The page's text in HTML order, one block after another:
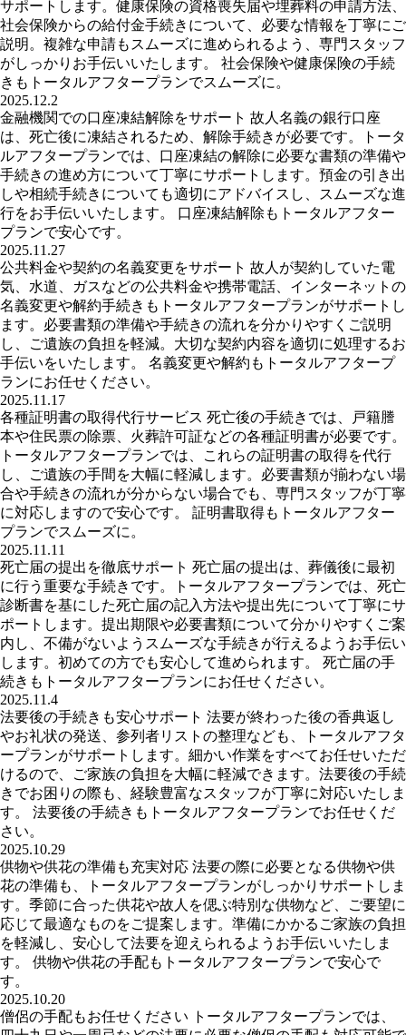
サポートします。健康保険の資格喪失届や埋葬料の申請方法、
社会保険からの給付金手続きについて、必要な情報を丁寧にご
説明。複雑な申請もスムーズに進められるよう、専門スタッフ
がしっかりお手伝いいたします。 社会保険や健康保険の手続
きもトータルアフタープランでスムーズに。
2025.12.2
金融機関での口座凍結解除をサポート 故人名義の銀行口座
は、死亡後に凍結されるため、解除手続きが必要です。トータ
ルアフタープランでは、口座凍結の解除に必要な書類の準備や
手続きの進め方について丁寧にサポートします。預金の引き出
しや相続手続きについても適切にアドバイスし、スムーズな進
行をお手伝いいたします。 口座凍結解除もトータルアフター
プランで安心です。
2025.11.27
公共料金や契約の名義変更をサポート 故人が契約していた電
気、水道、ガスなどの公共料金や携帯電話、インターネットの
名義変更や解約手続きもトータルアフタープランがサポートし
ます。必要書類の準備や手続きの流れを分かりやすくご説明
し、ご遺族の負担を軽減。大切な契約内容を適切に処理するお
手伝いをいたします。 名義変更や解約もトータルアフタープ
ランにお任せください。
2025.11.17
各種証明書の取得代行サービス 死亡後の手続きでは、戸籍謄
本や住民票の除票、火葬許可証などの各種証明書が必要です。
トータルアフタープランでは、これらの証明書の取得を代行
し、ご遺族の手間を大幅に軽減します。必要書類が揃わない場
合や手続きの流れが分からない場合でも、専門スタッフが丁寧
に対応しますので安心です。 証明書取得もトータルアフター
プランでスムーズに。
2025.11.11
死亡届の提出を徹底サポート 死亡届の提出は、葬儀後に最初
に行う重要な手続きです。トータルアフタープランでは、死亡
診断書を基にした死亡届の記入方法や提出先について丁寧にサ
ポートします。提出期限や必要書類について分かりやすくご案
内し、不備がないようスムーズな手続きが行えるようお手伝い
します。初めての方でも安心して進められます。 死亡届の手
続きもトータルアフタープランにお任せください。
2025.11.4
法要後の手続きも安心サポート 法要が終わった後の香典返し
やお礼状の発送、参列者リストの整理なども、トータルアフタ
ープランがサポートします。細かい作業をすべてお任せいただ
けるので、ご家族の負担を大幅に軽減できます。法要後の手続
きでお困りの際も、経験豊富なスタッフが丁寧に対応いたしま
す。 法要後の手続きもトータルアフタープランでお任せくだ
さい。
2025.10.29
供物や供花の準備も充実対応 法要の際に必要となる供物や供
花の準備も、トータルアフタープランがしっかりサポートしま
す。季節に合った供花や故人を偲ぶ特別な供物など、ご要望に
応じて最適なものをご提案します。準備にかかるご家族の負担
を軽減し、安心して法要を迎えられるようお手伝いいたしま
す。 供物や供花の手配もトータルアフタープランで安心で
す。
2025.10.20
僧侶の手配もお任せください トータルアフタープランでは、